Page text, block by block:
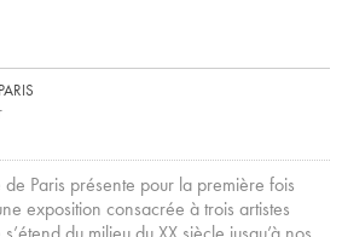
Paris présente pour la première fois
exposition consacrée à trois artistes